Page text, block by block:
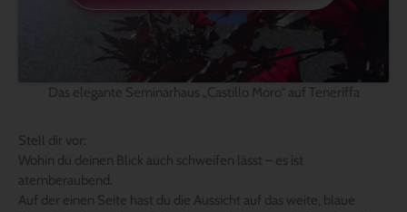
Das elegante Seminarhaus „Castillo Moro“ auf Teneriffa
Stell dir vor:
Wohin du deinen Blick auch schweifen lässt – es ist
atemberaubend.
Auf der einen Seite hast du die Aussicht auf das weite, blaue